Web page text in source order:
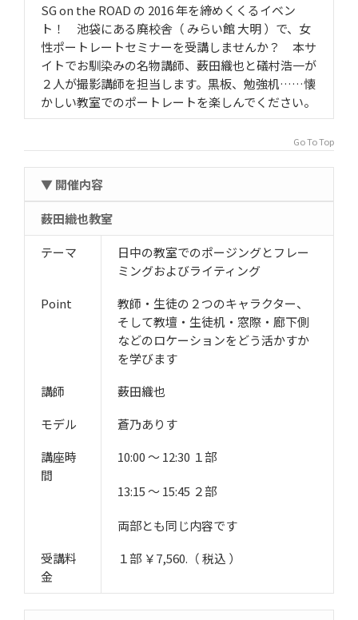
SG on the ROAD の 2016 年を締めくくるイベン
ト！ 池袋にある廃校舎（ みらい館 大明 ）で、女
性ポートレートセミナーを受講しませんか？ 本サ
イトでお馴染みの名物講師、薮田織也と礒村浩一が
２人が撮影講師を担当します。黒板、勉強机……懐
かしい教室でのポートレートを楽しんでください。
Go To Top
▼ 開催内容
薮田織也教室
テーマ
日中の教室でのポージングとフレー
ミングおよびライティング
Point
教師・生徒の２つのキャラクター、
そして教壇・生徒机・窓際・廊下側
などのロケーションをどう活かすか
を学びます
講師
薮田織也
モデル
蒼乃ありす
講座時
間
10:00 ～ 12:30 １部
13:15 ～ 15:45 ２部
両部とも同じ内容です
受講料
金
１部 ￥7,560.（ 税込 ）